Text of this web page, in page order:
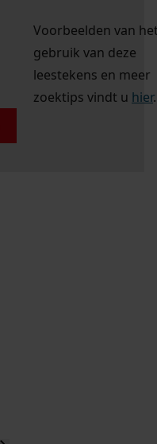
Voorbeelden van
gebruik van deze
leestekens en meer
zoektips vindt u hier.